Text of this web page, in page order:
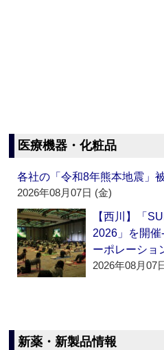
医療機器・化粧品
各社の「令和8年熊本地震」
2026年08月07日 (金)
【西川】「
2026」を開催
ーポレーショ
2026年08月07
新薬・新製品情報